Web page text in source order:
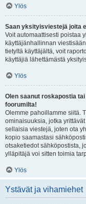
Ylös
Saan yksityisviestejä joita
Voit automaattisesti poistaa
käyttäjänhallinnan
tietyltä käyttäjältä, voit
käyttäjiä lähettämästä
Ylös
Olen saanut roskapostia
foorumilta!
Olemme pahoillamme siitä.
ominaisuuksia, jotka
sellaisia viestejä, joten ota
kopio saamastasi
otsaketiedot sähköpostista,
ylläpitäjä voi sitten toimia
Ylös
Ystävät ja vihamiehet